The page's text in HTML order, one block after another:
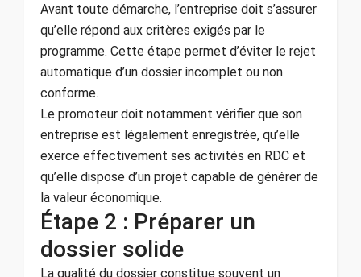
Avant toute démarche, l’entreprise doit s’assurer
qu’elle répond aux critères exigés par le
programme. Cette étape permet d’éviter le rejet
automatique d’un dossier incomplet ou non
conforme.
Le promoteur doit notamment vérifier que son
entreprise est légalement enregistrée, qu’elle
exerce effectivement ses activités en RDC et
qu’elle dispose d’un projet capable de générer de
la valeur économique.
Étape 2 : Préparer un
dossier solide
La qualité du dossier constitue souvent un